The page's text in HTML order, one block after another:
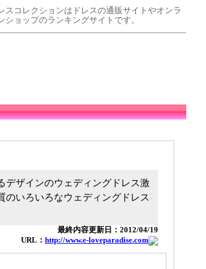
スコレクションはドレスの通販サイトやオンラ
ショップのランキングサイトです。
ザインのウェディングドレス激
のいろいろなウェディングドレス
最終内容更新日：2012/04/19
URL： http://www.e-loveparadise.com